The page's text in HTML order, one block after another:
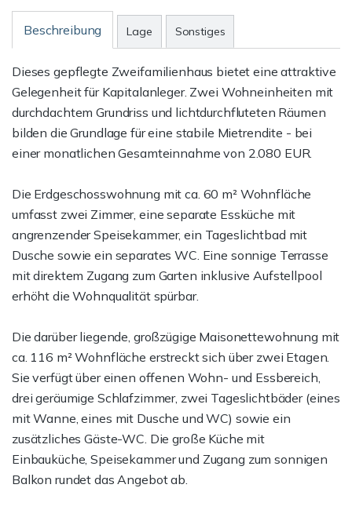
Beschreibung Lage Sonstiges
Dieses gepflegte Zweifamilienhaus bietet eine attraktive
Gelegenheit für Kapitalanleger. Zwei Wohneinheiten mit
durchdachtem Grundriss und lichtdurchfluteten Räumen
bilden die Grundlage für eine stabile Mietrendite - bei
einer monatlichen Gesamteinnahme von 2.080 EUR.
Die Erdgeschosswohnung mit ca. 60 m² Wohnfläche
umfasst zwei Zimmer, eine separate Essküche mit
angrenzender Speisekammer, ein Tageslichtbad mit
Dusche sowie ein separates WC. Eine sonnige Terrasse
mit direktem Zugang zum Garten inklusive Aufstellpool
erhöht die Wohnqualität spürbar.
Die darüber liegende, großzügige Maisonettewohnung mit
ca. 116 m² Wohnfläche erstreckt sich über zwei Etagen.
Sie verfügt über einen offenen Wohn- und Essbereich,
drei geräumige Schlafzimmer, zwei Tageslichtbäder (eines
mit Wanne, eines mit Dusche und WC) sowie ein
zusätzliches Gäste-WC. Die große Küche mit
Einbauküche, Speisekammer und Zugang zum sonnigen
Balkon rundet das Angebot ab.